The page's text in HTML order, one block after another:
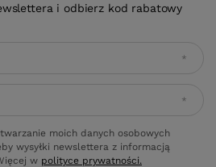
i odbierz kod rabatowy
moich danych osobowych
wysyłki newslettera z informacją
w polityce prywatności.